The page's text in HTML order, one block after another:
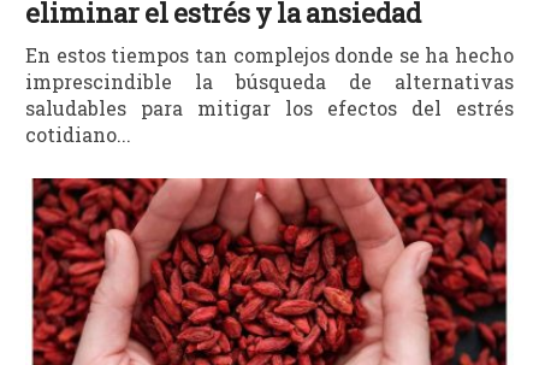
eliminar el estrés y la ansiedad
En estos tiempos tan complejos donde se ha hecho
imprescindible la búsqueda de alternativas
saludables para mitigar los efectos del estrés
cotidiano...